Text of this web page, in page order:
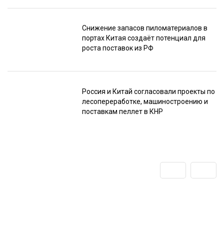
Снижение запасов пиломатериалов в
портах Китая создаёт потенциал для
роста поставок из РФ
Россия и Китай согласовали проекты по
лесопереработке, машиностроению и
поставкам пеллет в КНР